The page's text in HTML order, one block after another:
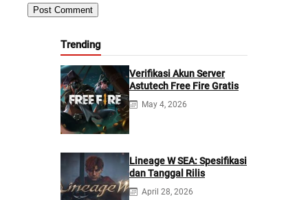
Trending
Verifikasi Akun Server
Astutech Free Fire Gratis
May 4, 2026
Lineage W SEA: Spesifikasi
dan Tanggal Rilis
April 28, 2026